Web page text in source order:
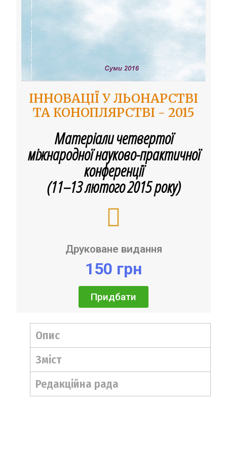
ІННОВАЦІЇ У ЛЬОНАРСТВІ
ТА КОНОПЛЯРСТВІ - 2015
Матеріали четвертої
міжнародної науково-практичної
конференції
(11–13 лютого 2015 року)
Друковане видання
150 грн
Придбати
Опис
Зміст
Редакційна рада